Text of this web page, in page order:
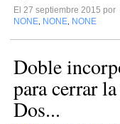
El 27 septiembre 2015 por
NONE NONE NONE
Doble
para cerrar
Dos...